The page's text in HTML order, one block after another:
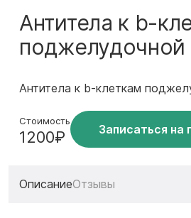
Антитела к b-
Антитела к b-клеткам
Стоимость
1200₽ Записаться на
ОписаниеОтзывы